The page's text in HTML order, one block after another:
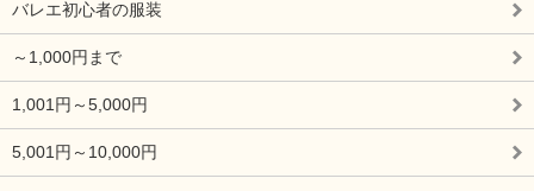
バレエ初心者の服装
～1,000円まで
1,001円～5,000円
5,001円～10,000円